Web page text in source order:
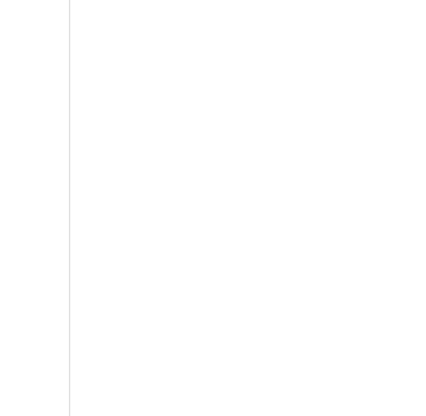
antecipam o seu próximo álbum [vídeo-clip]